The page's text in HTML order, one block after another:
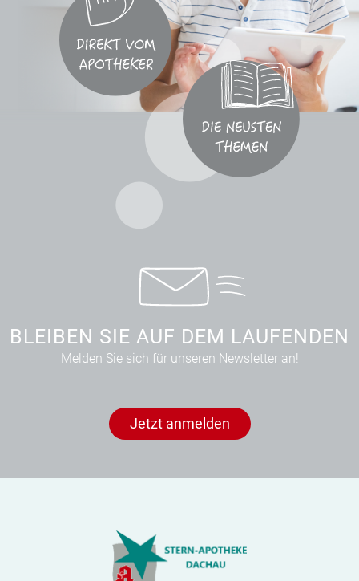
BLEIBEN SIE AUF DEM LAUFENDEN
Melden Sie sich für unseren Newsletter an!
Jetzt anmelden